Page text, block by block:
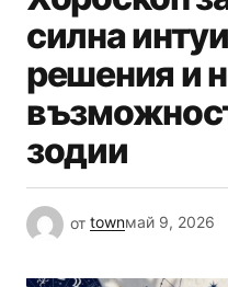
силна
решения и
зодии
от townмай 9, 2026